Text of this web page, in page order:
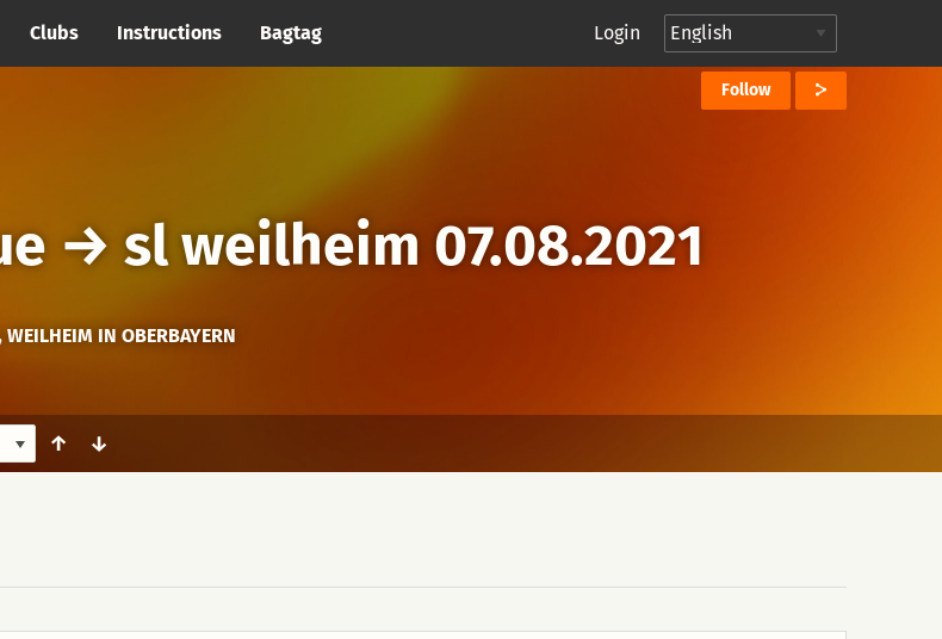
Clubs Instructions Bagtag Login
Follow
→ sl weilheim 07.08.2021
IN OBERBAYERN
↑ ↓